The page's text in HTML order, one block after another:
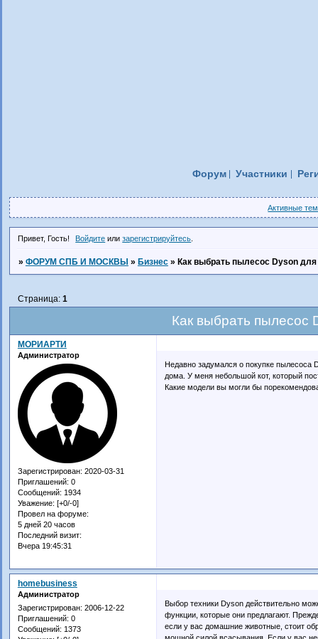
Форум Участники
Активные
Привет, Гость! Войдите илизарегистрируйтесь
» ФОРУМ СПБ И МОСКВЫ » Бизнес » Как выбрать пылесос Dyson
Как выбрать пылесос
Страница: 1
МОРИАРТИ
Администратор
Зарегистрирован: 2020-03-31
Приглашений: 0
Сообщений: 1934
Уважение: [+0/-0]
Провел на форуме:
5 дней 20 часов
Последний визит:
Вчера 19:45:31
Недавно задумался о покупке пылесоса
дома. У меня небольшой кот, который
Какие модели вы могли бы
homebusiness
Администратор
Зарегистрирован: 2006-12-22
Приглашений: 0
Сообщений: 1373
Выбор техники Dyson действительно
функции, которые они предлагают.
если у вас домашние животные, стоит